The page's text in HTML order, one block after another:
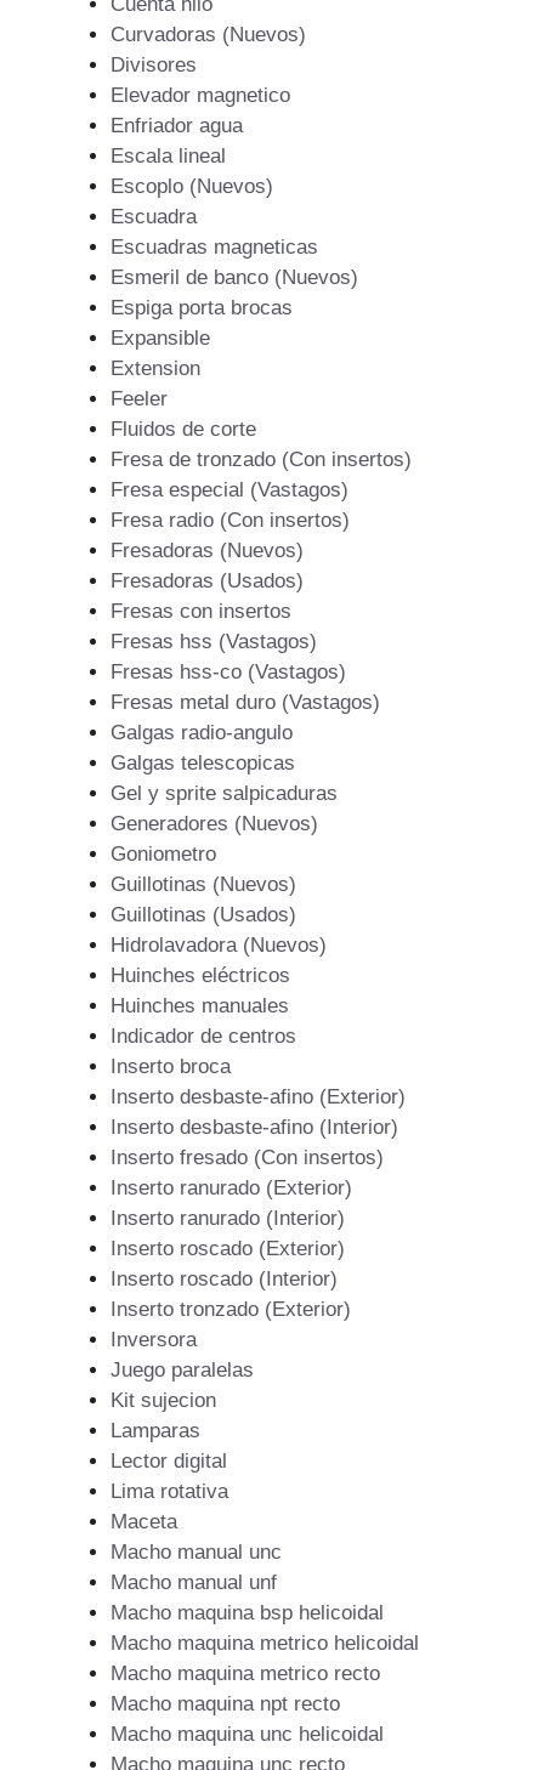
Curvadoras (Nuevos)
Divisores
Elevador magnetico
Enfriador agua
Escala lineal
Escoplo (Nuevos)
Escuadra
Escuadras magneticas
Esmeril de banco (Nuevos)
Espiga porta brocas
Expansible
Extension
Feeler
Fluidos de corte
Fresa de tronzado (Con insertos)
Fresa especial (Vastagos)
Fresa radio (Con insertos)
Fresadoras (Nuevos)
Fresadoras (Usados)
Fresas con insertos
Fresas hss (Vastagos)
Fresas hss-co (Vastagos)
Fresas metal duro (Vastagos)
Galgas radio-angulo
Galgas telescopicas
Gel y sprite salpicaduras
Generadores (Nuevos)
Goniometro
Guillotinas (Nuevos)
Guillotinas (Usados)
Hidrolavadora (Nuevos)
Huinches eléctricos
Huinches manuales
Indicador de centros
Inserto broca
Inserto desbaste-afino (Exterior)
Inserto desbaste-afino (Interior)
Inserto fresado (Con insertos)
Inserto ranurado (Exterior)
Inserto ranurado (Interior)
Inserto roscado (Exterior)
Inserto roscado (Interior)
Inserto tronzado (Exterior)
Inversora
Juego paralelas
Kit sujecion
Lamparas
Lector digital
Lima rotativa
Maceta
Macho manual unc
Macho manual unf
Macho maquina bsp helicoidal
Macho maquina metrico helicoidal
Macho maquina metrico recto
Macho maquina npt recto
Macho maquina unc helicoidal
Macho maquina unc recto